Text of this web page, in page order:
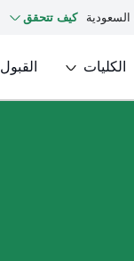
كيف تتحقق
الكليات القبول